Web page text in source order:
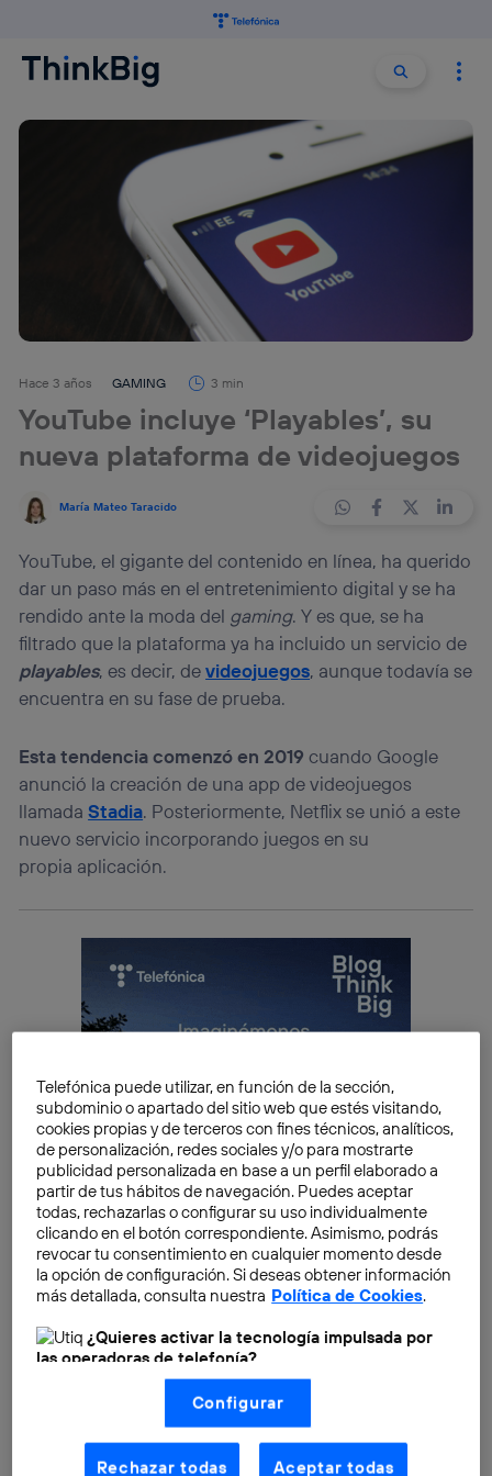
Buscar
Hace 3 años GAMING 3 min
YouTube incluye ‘Playables’, su
nueva plataforma de videojuegos
María Mateo Taracido
YouTube, el gigante del contenido en línea, ha querido
dar un paso más en el entretenimiento digital y se ha
rendido ante la moda del gaming. Y es que, se ha
filtrado que la plataforma ya ha incluido un servicio de
playables, es decir, devideojuegos, aunque todavía se
encuentra en su fase de prueba.
Esta tendencia comenzó en 2019 cuando Google
anunció la creación de una app de videojuegos
llamadaStadia. Posteriormente, Netflix se unió a este
nuevo servicio incorporando juegos en su
propia aplicación.
Las nuevas medidas de YouTube
En el caso de YouTube, la plataforma
lleva varios meses haciendo algunos
cambios y mejoraspara sus usuarios. Por ejemplo,
acaba de implementar una medida que prohibe
Telefónica puede utilizar, en función de la sección,
subdominio o apartado del sitio web que estés visitando,
cookies propias y de terceros con fines técnicos, analíticos,
de personalización, redes sociales y/o para mostrarte
publicidad personalizada en base a un perfil elaborado a
partir de tus hábitos de navegación. Puedes aceptar
todas, rechazarlas o configurar su uso individualmente
clicando en el botón correspondiente. Asimismo, podrás
revocar tu consentimiento en cualquier momento desde
la opción de configuración. Si deseas obtener información
más detallada, consulta nuestra Política de Cookies.
¿Quieres activar la tecnología impulsada por
las operadoras de telefonía?
Nosotros, Telefónica S.A., utilizamos la tecnología Utiq para
realizar nuestras acciones de marketing digital o análisis
(como se describe en este aviso de consentimiento)
basadas en tu navegación en nuestra(s) web(s)
aquí(solo cuando utilizas una conexión a
Configurar
Rechazar todas Aceptar todas